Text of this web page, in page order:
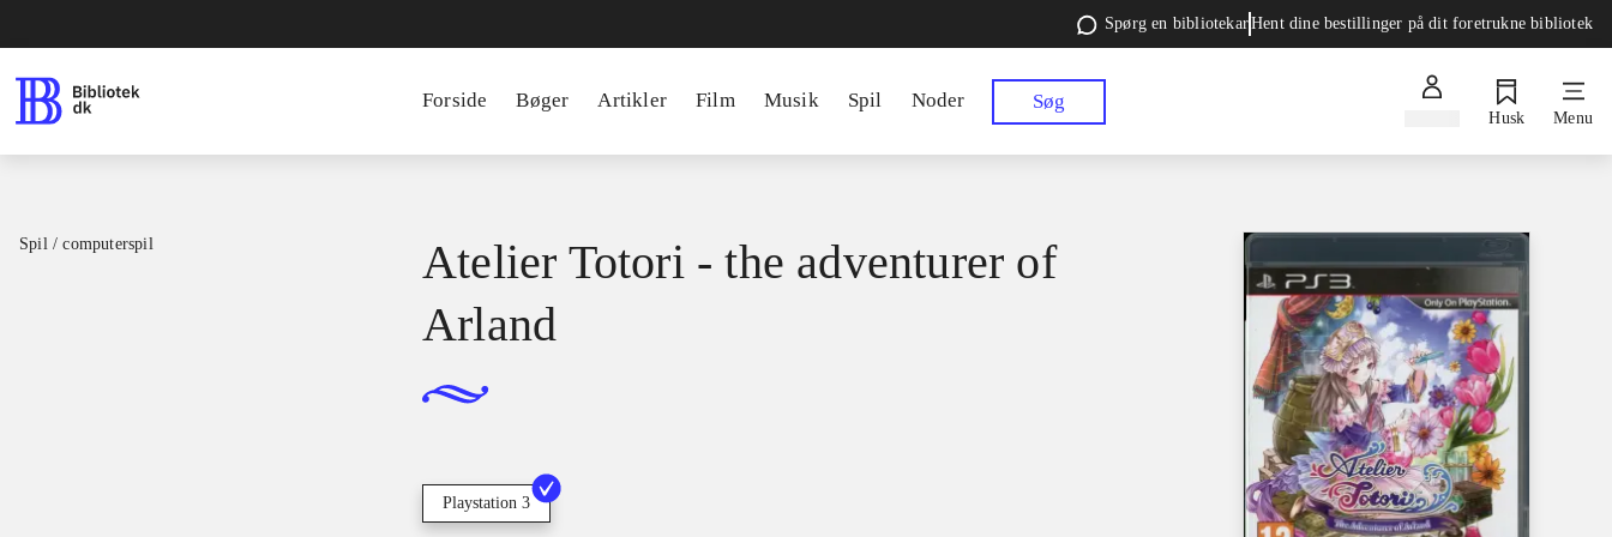
Spørg en bibliotekarHent dine bestillinger på dit foretrukne bibliotek
Forside Bøger Artikler Film Musik Spil Noder Søg
Husk Menu
Spil / computerspil
Atelier Totori - the adventurer of
Arland
Playstation 3